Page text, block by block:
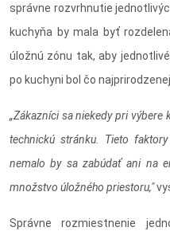
správne rozvrhnutie
kuchyňa by mala byť
úložnú zónu tak, aby
po kuchyni bol čo
„Zákazníci sa niekedy pri výbere
technickú stránku. Tieto
nemalo by sa zabúdať ani na
množstvo úložného priestoru,"
Správne rozmiestnenie